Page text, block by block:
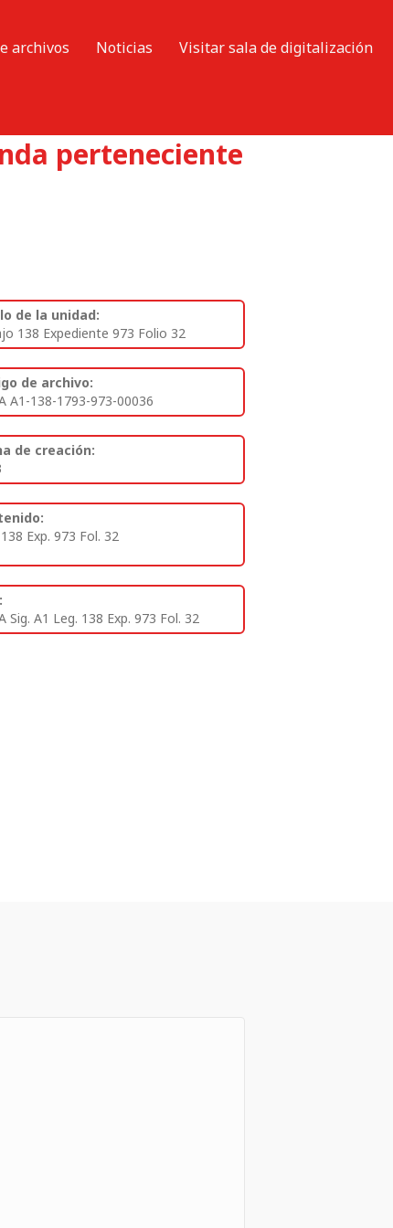
archivos Noticias
Visitar sala de digitalización
perteneciente
de la unidad:
138 Expediente 973 Folio 32
de archivo:
A1-138-1793-973-00036
de creación:
Exp. 973 Fol. 32
Sig. A1 Leg. 138 Exp. 973 Fol. 32